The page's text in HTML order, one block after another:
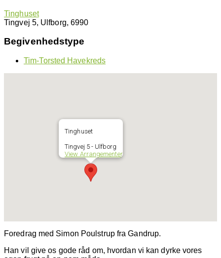
Tinghuset
Tingvej 5, Ulfborg, 6990
Begivenhedstype
Tim-Torsted Havekreds
Tinghuset
Tingvej 5 - Ulfborg
View Arrangementer
Foredrag med Simon Poulstrup fra Gandrup.
Han vil give os gode råd om, hvordan vi kan dyrke vores